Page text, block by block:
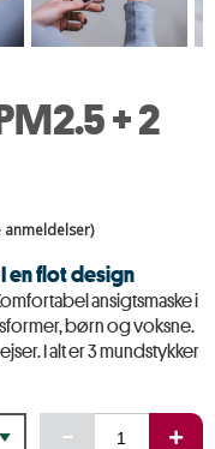
+ 2
en flot design
ansigtsmaske i
børn og voksne.
I alt er 3 mundstykker